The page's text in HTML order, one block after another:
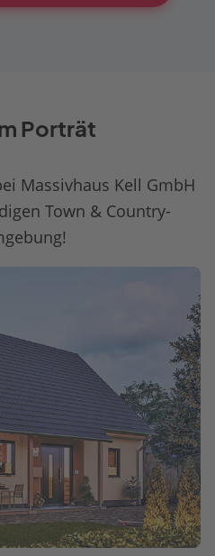
Porträt
Massivhaus Kell GmbH
Town & Country-